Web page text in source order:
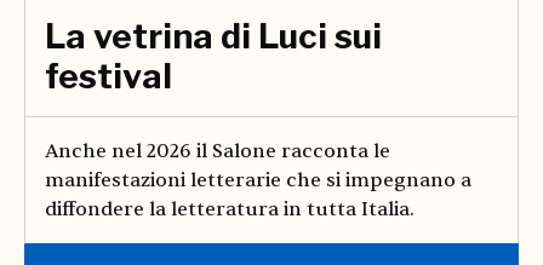
La vetrina di Luci sui
festival
Anche nel 2026 il Salone racconta le
manifestazioni letterarie che si impegnano a
diffondere la letteratura in tutta Italia.